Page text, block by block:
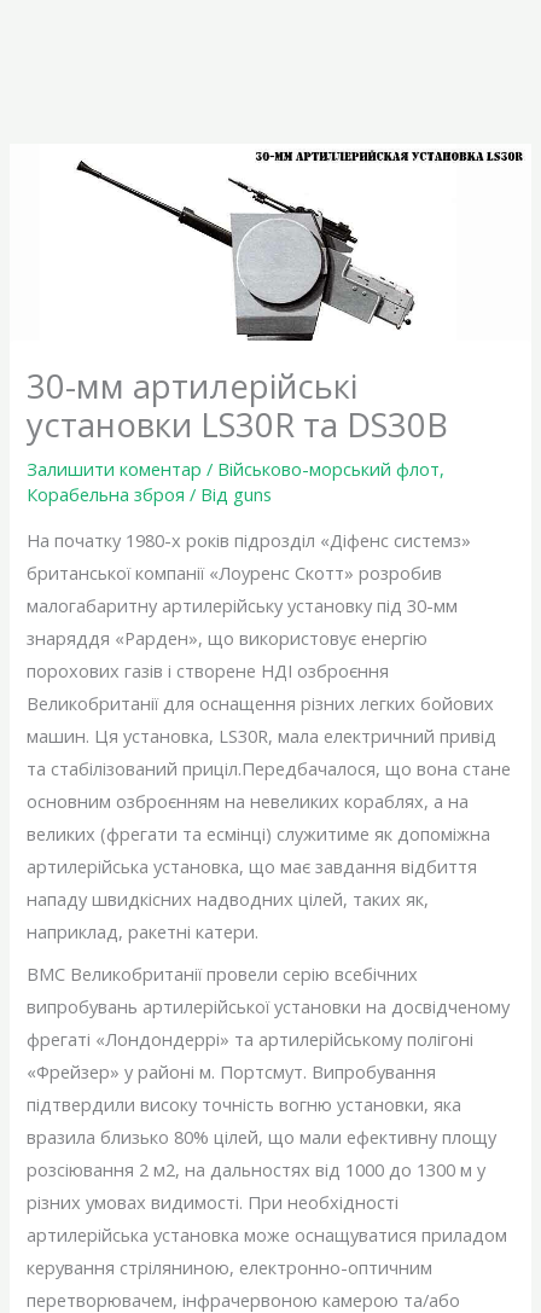
30-мм артилерійські
установки LS30R та DS30B
Залишити коментар / Військово-морський флот,
Корабельна зброя / Від guns
На початку 1980-х років підрозділ «Діфенс системз»
британської компанії «Лоуренс Скотт» розробив
малогабаритну артилерійську установку під 30-мм
знаряддя «Рарден», що використовує енергію
порохових газів і створене НДІ озброєння
Великобританії для оснащення різних легких бойових
машин. Ця установка, LS30R, мала електричний привід
та стабілізований приціл.Передбачалося, що вона стане
основним озброєнням на невеликих кораблях, а на
великих (фрегати та есмінці) служитиме як допоміжна
артилерійська установка, що має завдання відбиття
нападу швидкісних надводних цілей, таких як,
наприклад, ракетні катери.
ВМС Великобританії провели серію всебічних
випробувань артилерійської установки на досвідченому
фрегаті «Лондондеррі» та артилерійському полігоні
«Фрейзер» у районі м. Портсмут. Випробування
підтвердили високу точність вогню установки, яка
вразила близько 80% цілей, що мали ефективну площу
розсіювання 2 м2, на дальностях від 1000 до 1300 м у
різних умовах видимості. При необхідності
артилерійська установка може оснащуватися приладом
керування стріляниною, електронно-оптичним
перетворювачем, інфрачервоною камерою та/або